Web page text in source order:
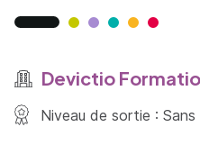
Devictio
Niveau de sortie :